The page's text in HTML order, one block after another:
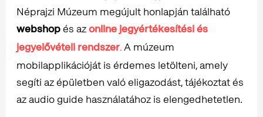
Néprajzi Múzeum megújult honlapján található
webshopés azonline jegyértékesítési és
jegyelővételi rendszer. A múzeum
mobilapplikációját is érdemes letölteni, amely
segíti az épületben való eligazodást, tájékoztat és
az audio guide használatához is elengedhetetlen.